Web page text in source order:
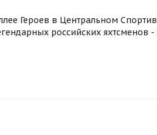
Героев в Центральном
российских яхтсменов -